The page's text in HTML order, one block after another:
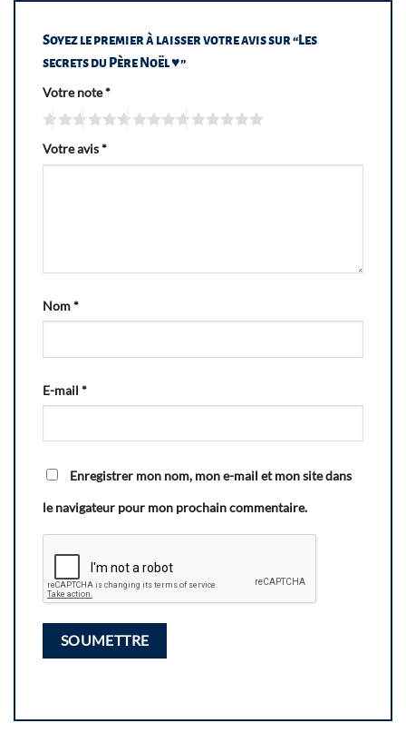
Soyez le premier à laisser votre avis sur “Les
secrets du Père Noël ♥”
Votre note*
Votre avis*
Nom*
E-mail *
Enregistrer mon nom, mon e-mail et mon site dans
le navigateur pour mon prochain commentaire.